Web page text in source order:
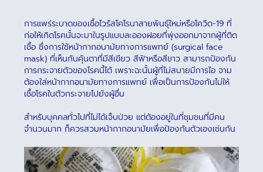
การแพร่ระบาดของเชื้อไวรัสโคโรนาสายพันธุ์ใหม่หรือโควิด-19 ที่
ก่อให้เกิดโรคนั้นจะมาในรูปแบบละอองฝอยที่พุ่งออกมาจากผู้ที่ติด
เชื้อ ซึ่งการใช้หน้ากากอนามัยทางการแพทย์ (surgical face
mask) ที่เห็นกันคุ้นตาที่มีสีเขียว สีฟ้าหรือสีขาว สามารถป้องกัน
การกระจายตัวของโรคนี้ได้ เพราะฉะนั้นผู้ที่ไม่สบายมีการไอ จาม
ต้องใส่หน้ากากอนามัยทางการแพทย์ เพื่อเป็นการป้องกันไม่ให้
เชื้อโรคในตัวกระจายไปยังผู้อื่น
สำหรับบุคคลทั่วไปที่ไม่ได้เจ็บป่วย แต่ต้องอยู่ในที่ชุมชนที่มีคน
จำนวนมาก ก็ควรสวมหน้ากากอนามัยเพื่อป้องกันตัวเองเช่นกัน